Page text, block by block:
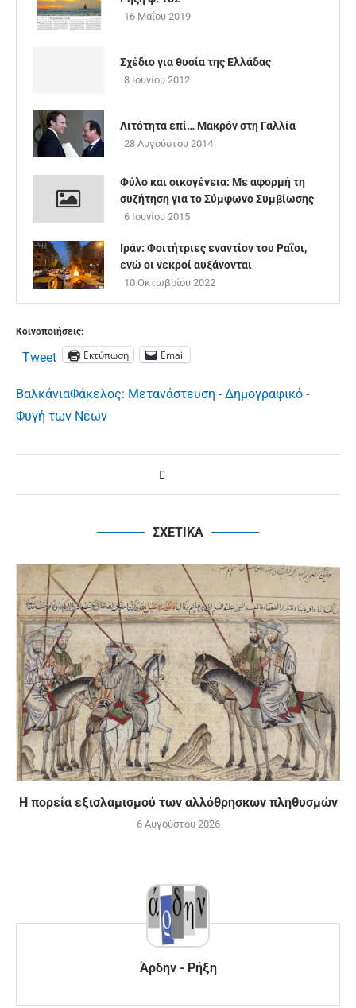
16 Μαΐου 2019
Σχέδιο για θυσία της Ελλάδας
8 Ιουνίου 2012
Λιτότητα επί… Μακρόν στη Γαλλία
28 Αυγούστου 2014
Φύλο και οικογένεια: Με αφορμή τη
συζήτηση για το Σύμφωνο Συμβίωσης
6 Ιουνίου 2015
Ιράν: Φοιτήτριες εναντίον του Ραΐσι,
ενώ οι νεκροί αυξάνονται
10 Οκτωβρίου 2022
Κοινοποιήσεις:
Tweet Εκτύπωση Email
ΒαλκάνιαΦάκελος: Μετανάστευση - Δημογραφικό -
Φυγή των Νέων
ΣΧΕΤΙΚΑ
Η πορεία εξισλαμισμού των αλλόθρησκων πληθυσμών
6 Αυγούστου 2026
Άρδην - Ρήξη